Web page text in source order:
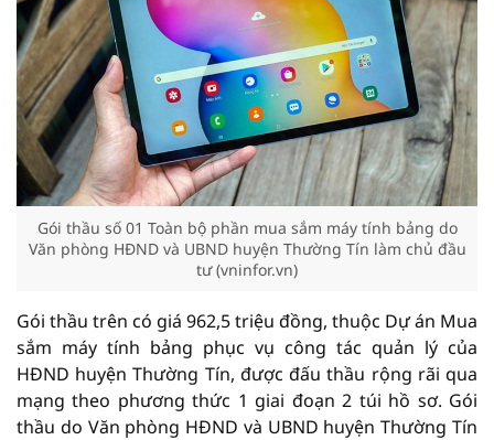
Gói thầu số 01 Toàn bộ phần mua sắm máy tính bảng do
Văn phòng HĐND và UBND huyện Thường Tín làm chủ đầu
tư (vninfor.vn)
Gói thầu trên có giá 962,5 triệu đồng, thuộc Dự án Mua
sắm máy tính bảng phục vụ công tác quản lý của
HĐND huyện Thường Tín, được đấu thầu rộng rãi qua
mạng theo phương thức 1 giai đoạn 2 túi hồ sơ. Gói
thầu do Văn phòng HĐND và UBND huyện Thường Tín